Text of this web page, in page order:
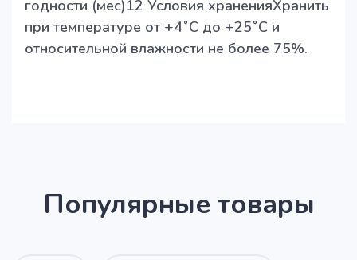
годности (мес)12 Условия храненияХранить
при температуре от +4˚С до +25˚С и
относительной влажности не более 75%.
Популярные товары